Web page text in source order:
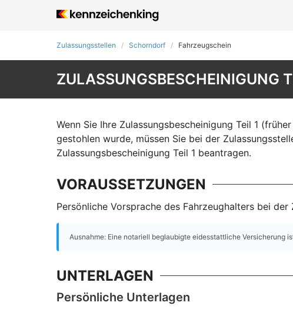
Zulassungsstellen Schorndorf Fahrzeugschein
ZULASSUNGSBESCHEINIGUNG
Wenn Sie Ihre Zulassungsbescheinigung Teil 1
gestohlen wurde, müssen Sie bei der
Zulassungsbescheinigung Teil 1 beantragen.
VORAUSSETZUNGEN
Persönliche Vorsprache des Fahrzeughalters bei der
Ausnahme: Eine notariell beglaubigte eidesstattliche Versicherung
UNTERLAGEN
Persönliche Unterlagen